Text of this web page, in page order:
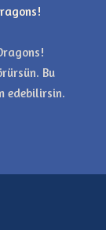
Bu
edebilirsin.